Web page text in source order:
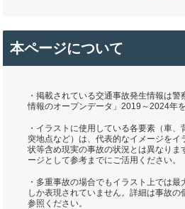
本ページについて
・掲載されている交通事故発生情報は
情報のオープンデータ」2019～2024年
・イラストに使用している各要素（車
突地点など）は、代表的なイメージをイ
状等含め現実の事故の状況とは異なりま
ージとして参考までにご活用ください。
・多重事故の場合でもイラスト上では
しか表現されていません。詳細は事故
参照ください。